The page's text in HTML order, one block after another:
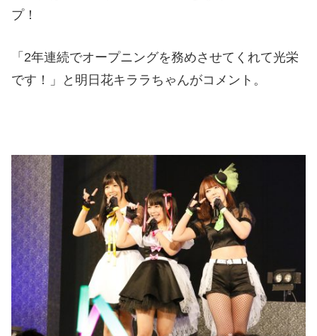
プ！
「 2年連続でオープニングを務めさせてくれて光栄
です！」と明日花キララちゃんがコメント。